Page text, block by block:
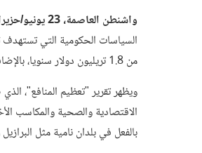
واشنطن العاصمة، 23 يونيو/حزيران 2014-
السياسات الحكومية التي تستهدف
من 1.8 تريليون دولار سنويا، بالإضافة إلى إنقاذ الأرواح وتقليل فاقد المحاصيل والتصدي لتغيّر المناخ.
ويظهر تقرير "تعظيم المنافع"،
الاقتصادية والصحية والمكاسب
بالفعل في بلدان نامية مثل